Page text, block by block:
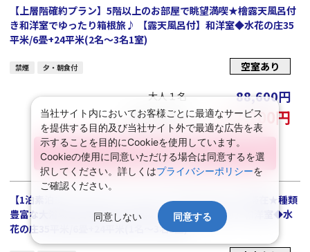
【上層階確約プラン】5階以上のお部屋で眺望満喫★檜露天風呂付
き和洋室でゆったり箱根旅♪ 【露天風呂付】和洋室◆水花の庄35
平米/6畳+24平米(2名～3名1室)
禁煙 夕・朝食付 空室あり
大人１名 88,600円
基本代金合計 177,200 円
プランの詳細
【1泊素泊まりプラン】チェックイン15時～でゆったり滞在★種類
豊富な大浴場と貸切風呂で温泉満喫♪ 【露天風呂付】和洋室◆水
花の庄35平米/6畳+24平米(1名～3名1室)
当社サイト内においてお客様ごとに最適なサービス
を提供する目的及び当社サイト外で最適な広告を表
示することを目的にCookieを使用しています。
Cookieの使用に同意いただける場合は同意するを選
択してください。詳しくはプライバシーポリシーを
ご確認ください。
同意しない 同意する